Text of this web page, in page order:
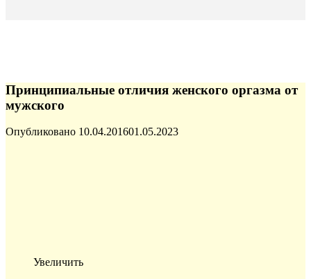
Принципиальные отличия женского оргазма от
мужского
Опубликовано 10.04.201601.05.2023
Увеличить